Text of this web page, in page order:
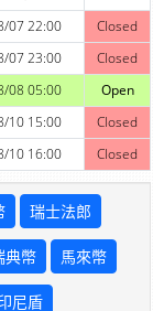
07 22:00
Closed
07 23:00
Closed
08 05:00
Open
10 15:00
Closed
10 16:00 Closed
瑞士法郎
典幣 馬來幣
尼盾